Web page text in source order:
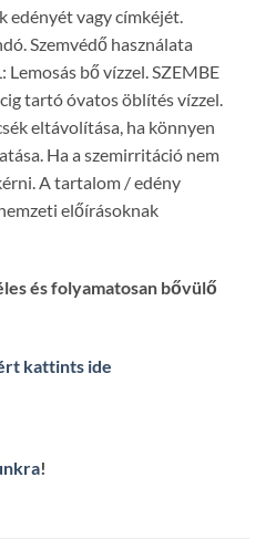
edényét vagy címkéjét.
Szemvédő használata
Lemosás bő vízzel. SZEMBE
tartó óvatos öblítés vízzel.
eltávolítása, ha könnyen
Ha a szemirritáció nem
A tartalom / edény
előírásoknak
és folyamatosan bővülő
kattints ide
!